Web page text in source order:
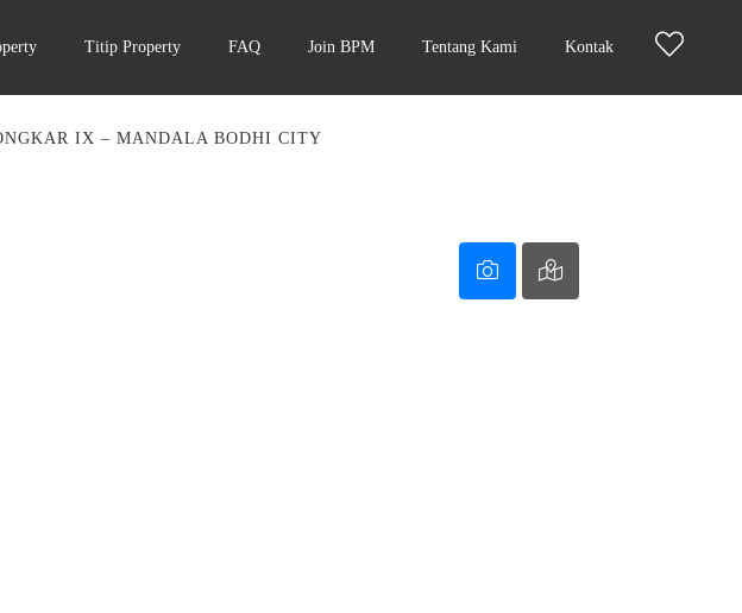
Titip Property FAQ Join BPM Tentang Kami Kontak
IX – MANDALA BODHI CITY